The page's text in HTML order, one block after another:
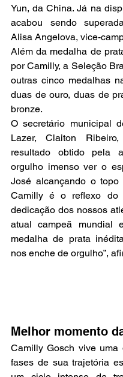
Yun, da China. Já na
acabou sendo
Alisa Angelova, vice-
Além da medalha de
por Camilly, a Seleção
outras cinco medalhas
duas de ouro, duas de
bronze.
O secretário municipal
Lazer, Claiton
resultado obtido pela
orgulho imenso ver o
José alcançando o
Camilly é o reflexo do
dedicação dos nossos
atual campeã mundial
medalha de prata
nos enche de orgulho”,
Melhor momento
Camilly Gosch vive uma
fases de sua trajetória